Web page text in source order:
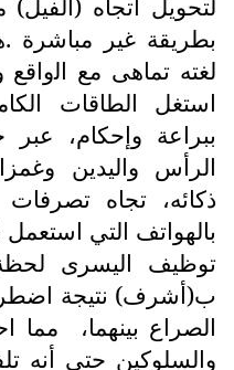
لتحويل اتجاه
بطريقة غير مباشرة
لغته تماهى ﻣﻊ
استغل الطاقات
ببراعة وإحكام،
الرأس واليدين
ذكائه، تجاه
بالهواتف التي
توظيف اليسرى
ب(أشرف) نتيجة
الصراع بينهما،
مما
والسلوكين حتى أنه